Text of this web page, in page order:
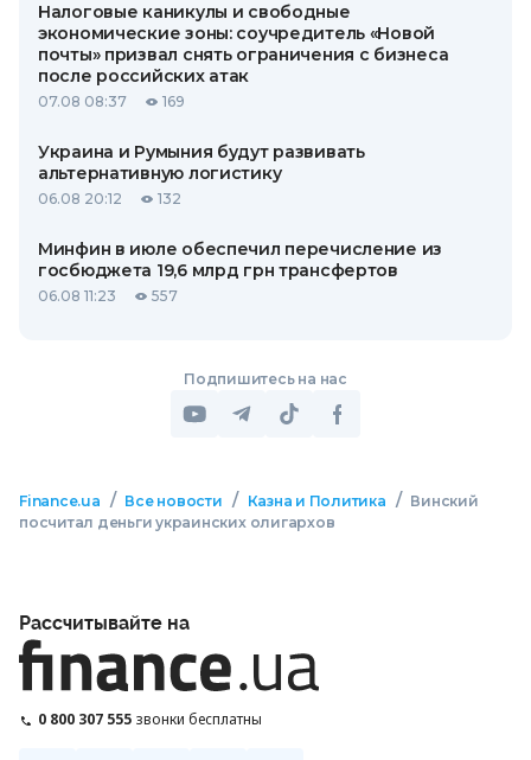
Налоговые каникулы и свободные
экономические зоны: соучредитель «Новой
почты» призвал снять ограничения с бизнеса
после российских атак
07.08 08:37 169
Украина и Румыния будут развивать
альтернативную логистику
06.08 20:12 132
Минфин в июле обеспечил перечисление из
госбюджета 19,6 млрд грн трансфертов
06.08 11:23 557
Подпишитесь на нас
Finance.ua / Все новости / Казна и Политика / Винский
посчитал деньги украинских олигархов
Рассчитывайте на
0 800 307 555 звонки бесплатны